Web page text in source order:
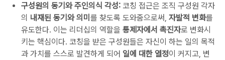
구성원의 동기와 주인의식 각성: 코칭 접근은 조직 구성원 각자
의 내재된 동기와 의미 를 찾도록 도와줌으로써, 자발적 변화를
유도한다. 이는 리더십의 역할을 통제자에서 촉진자로 변화시
키는 핵심이다. 코칭을 받은 구성원들은 자신이 하는 일의 목적
과 가치를 스스로 발견하게 되어 일에 대한 열정이 커지고, 변